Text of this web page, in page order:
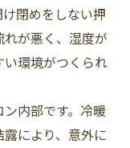
閉めをしない押
が悪く、湿度が
環境がつくられ
内部です。冷暖
により、意外に